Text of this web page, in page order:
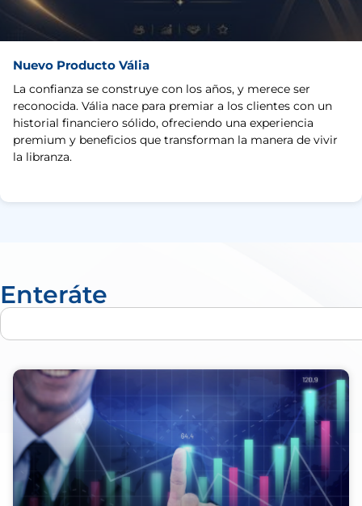
Nuevo Producto Vália
La confianza se construye con los años, y merece ser
reconocida. Vália nace para premiar a los clientes con un
historial financiero sólido, ofreciendo una experiencia
premium y beneficios que transforman la manera de vivir
la libranza.
Enteráte